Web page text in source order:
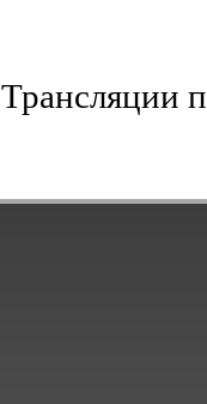
Трансляции